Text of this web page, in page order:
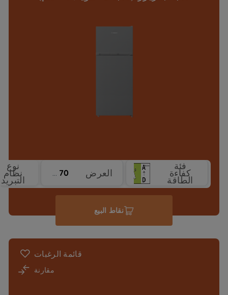
فئة
كفاءة
الطاقة
العرض 70 cm
نوع
نظام
التبريد
نقاط البيع
قائمة الرغبات
مقارنة